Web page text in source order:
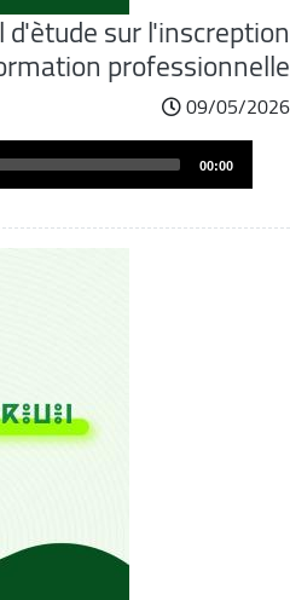
sur l'inscreption
professionnelle
09/05/2026
00:00